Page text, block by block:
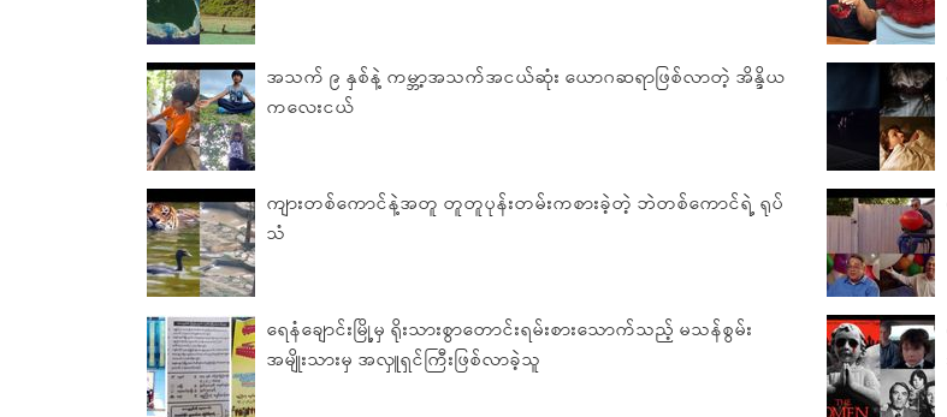
အသက် ၉ နှစ်နဲ့ ကမ္ဘာ့အသက်အငယ်ဆုံး ယောဂဆရာဖြစ်လာတဲ့ အိန္ဒိယ
ကလေးငယ်
ကျားတစ်ကောင်နဲ့အတူ တူတူပုန်းတမ်းကစားခဲ့တဲ့ ဘဲတစ်ကောင်ရဲ့ ရုပ်
သံ
ရေနံချောင်းမြို့မှ ရိုးသားစွာတောင်းရမ်းစားသောက်သည့် မသန်စွမ်း
အမျိုးသားမှ အလှူရှင်ကြီးဖြစ်လာခဲ့သူ